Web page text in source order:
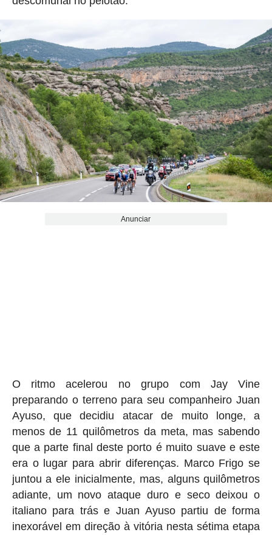
Anunciar
O ritmo acelerou no grupo com Jay Vine
preparando o terreno para seu companheiro Juan
Ayuso, que decidiu atacar de muito longe, a
menos de 11 quilômetros da meta, mas sabendo
que a parte final deste porto é muito suave e este
era o lugar para abrir diferenças. Marco Frigo se
juntou a ele inicialmente, mas, alguns quilômetros
adiante, um novo ataque duro e seco deixou o
italiano para trás e Juan Ayuso partiu de forma
inexorável em direção à vitória nesta sétima etapa